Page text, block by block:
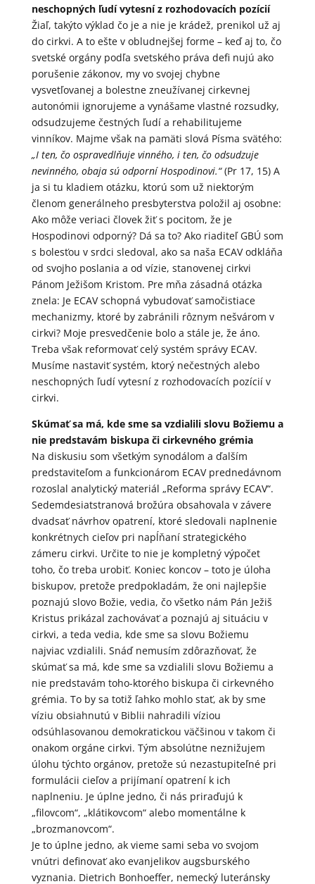
neschopných ľudí vytesní z rozhodovacích pozícií
Žiaľ, takýto výklad čo je a nie je krádež, prenikol už aj
do cirkvi. A to ešte v obludnejšej forme – keď aj to, čo
svetské orgány podľa svetského práva defi nujú ako
porušenie zákonov, my vo svojej chybne
vysvetľovanej a bolestne zneužívanej cirkevnej
autonómii ignorujeme a vynášame vlastné rozsudky,
odsudzujeme čestných ľudí a rehabilitujeme
vinníkov. Majme však na pamäti slová Písma svätého:
„I ten, čo ospravedlňuje vinného, i ten, čo odsudzuje
nevinného, obaja sú odporní Hospodinovi.“(Pr 17, 15) A
ja si tu kladiem otázku, ktorú som už niektorým
členom generálneho presbyterstva položil aj osobne:
Ako môže veriaci človek žiť s pocitom, že je
Hospodinovi odporný? Dá sa to? Ako riaditeľ GBÚ som
s bolesťou v srdci sledoval, ako sa naša ECAV odkláňa
od svojho poslania a od vízie, stanovenej cirkvi
Pánom Ježišom Kristom. Pre mňa zásadná otázka
znela: Je ECAV schopná vybudovať samočistiace
mechanizmy, ktoré by zabránili rôznym nešvárom v
cirkvi? Moje presvedčenie bolo a stále je, že áno.
Treba však reformovať celý systém správy ECAV.
Musíme nastaviť systém, ktorý nečestných alebo
neschopných ľudí vytesní z rozhodovacích pozícií v
cirkvi.
Skúmať sa má, kde sme sa vzdialili slovu Božiemu a
nie predstavám biskupa či cirkevného grémia
Na diskusiu som všetkým synodálom a ďalším
predstaviteľom a funkcionárom ECAV prednedávnom
rozoslal analytický materiál „Reforma správy ECAV“.
Sedemdesiatstranová brožúra obsahovala v závere
dvadsať návrhov opatrení, ktoré sledovali naplnenie
konkrétnych cieľov pri napĺňaní strategického
zámeru cirkvi. Určite to nie je kompletný výpočet
toho, čo treba urobiť. Koniec koncov – toto je úloha
biskupov, pretože predpokladám, že oni najlepšie
poznajú slovo Božie, vedia, čo všetko nám Pán Ježiš
Kristus prikázal zachovávať a poznajú aj situáciu v
cirkvi, a teda vedia, kde sme sa slovu Božiemu
najviac vzdialili. Snáď nemusím zdôrazňovať, že
skúmať sa má, kde sme sa vzdialili slovu Božiemu a
nie predstavám toho-ktorého biskupa či cirkevného
grémia. To by sa totiž ľahko mohlo stať, ak by sme
víziu obsiahnutú v Biblii nahradili víziou
odsúhlasovanou demokratickou väčšinou v takom či
onakom orgáne cirkvi. Tým absolútne neznižujem
úlohu týchto orgánov, pretože sú nezastupiteľné pri
formulácii cieľov a prijímaní opatrení k ich
naplneniu. Je úplne jedno, či nás priraďujú k
„filovcom“, „klátikovcom“ alebo momentálne k
„brozmanovcom“.
Je to úplne jedno, ak vieme sami seba vo svojom
vnútri definovať ako evanjelikov augsburského
vyznania. Dietrich Bonhoeffer, nemecký luteránsky